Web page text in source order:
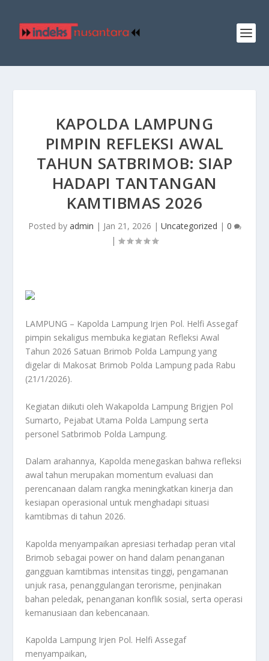
KAPOLDA LAMPUNG
PIMPIN REFLEKSI AWAL
TAHUN SATBRIMOB: SIAP
HADAPI TANTANGAN
KAMTIBMAS 2026
Posted by admin | Jan 21, 2026 | Uncategorized | 0
|
LAMPUNG – Kapolda Lampung Irjen Pol. Helfi Assegaf
pimpin sekaligus membuka kegiatan Refleksi Awal
Tahun 2026 Satuan Brimob Polda Lampung yang
digelar di Makosat Brimob Polda Lampung pada Rabu
(21/1/2026).
Kegiatan diikuti oleh Wakapolda Lampung Brigjen Pol
Sumarto, Pejabat Utama Polda Lampung serta
personel Satbrimob Polda Lampung.
Dalam arahannya, Kapolda menegaskan bahwa refleksi
awal tahun merupakan momentum evaluasi dan
perencanaan dalam rangka meningkatkan kinerja dan
kesiapan operasional untuk menghadapi situasi
kamtibmas di tahun 2026.
Kapolda menyampaikan apresiasi terhadap peran vital
Brimob sebagai power on hand dalam penanganan
gangguan kamtibmas intensitas tinggi, pengamanan
unjuk rasa, penanggulangan terorisme, penjinakan
bahan peledak, penanganan konflik sosial, serta operasi
kemanusiaan dan kebencanaan.
Kapolda Lampung Irjen Pol. Helfi Assegaf
menyampaikan,